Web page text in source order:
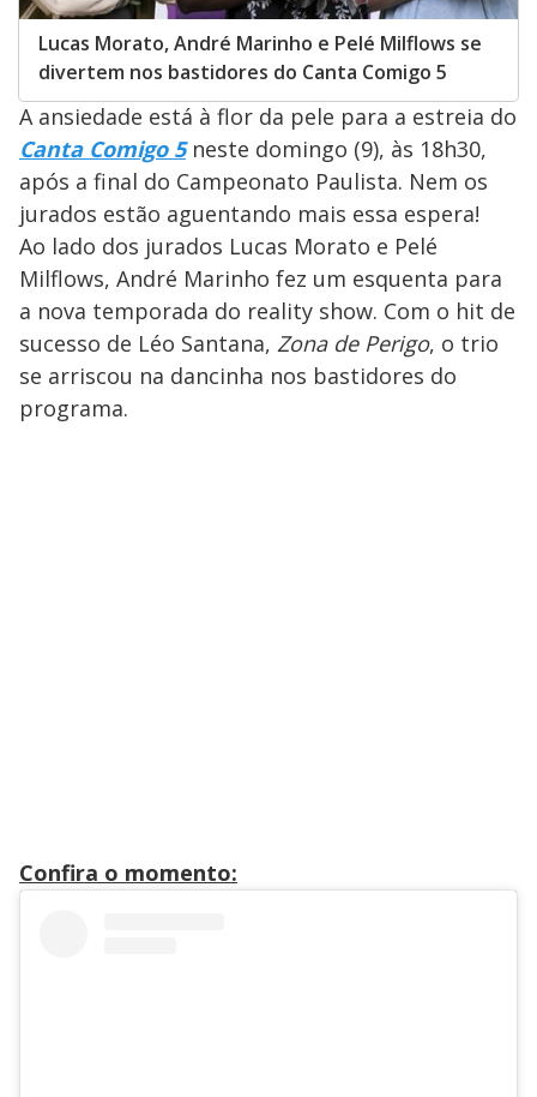
Lucas Morato, André Marinho e Pelé Milflows se
divertem nos bastidores do Canta Comigo 5
A ansiedade está à flor da pele para a estreia do
Canta Comigo 5neste domingo (9), às 18h30,
após a final do Campeonato Paulista. Nem os
jurados estão aguentando mais essa espera!
Ao lado dos jurados Lucas Morato e Pelé
Milflows, André Marinho fez um esquenta para
a nova temporada do reality show. Com o hit de
sucesso de Léo Santana, Zona de Perigo, o trio
se arriscou na dancinha nos bastidores do
programa.
Confira o momento: